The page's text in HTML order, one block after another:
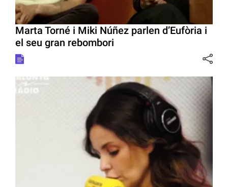
Marta Torné i Miki Núñez parlen d’Eufòria i
el seu gran rebombori